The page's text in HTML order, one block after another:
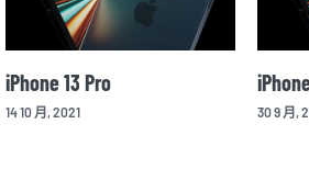
13 Pro
月, 2021
iPhone 13
30 9 月, 2021